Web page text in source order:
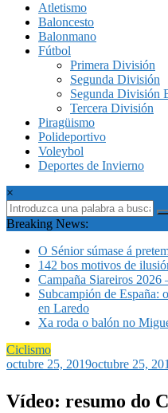
Atletismo
Baloncesto
Balonmano
Fútbol
Primera División
Segunda División
Segunda División
Tercera División
Piragüismo
Polideportivo
Voleybol
Deportes de Invierno
×
Breaking News:
O Sénior súmase á
142 bos motivos de
Campaña Siareiros 2026
Subcampión de España:
en Laredo
Xa roda o balón no
Ciclismo
octubre 25, 2019octubre 25,
Vídeo: resumo do